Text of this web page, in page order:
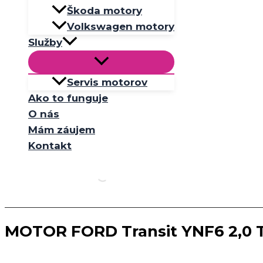
Škoda motory
Volkswagen motory
Služby
Servis motorov
Ako to funguje
O nás
Mám záujem
Kontakt
MOTOR FORD Transit YNF6 2,0